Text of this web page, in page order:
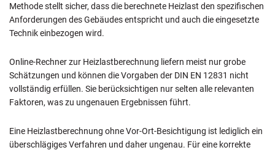
Methode stellt sicher, dass die berechnete Heizlast den spezifischen
Anforderungen des Gebäudes entspricht und auch die eingesetzte
Technik einbezogen wird.
Online-Rechner zur Heizlastberechnung liefern meist nur grobe
Schätzungen und können die Vorgaben der DIN EN 12831 nicht
vollständig erfüllen. Sie berücksichtigen nur selten alle relevanten
Faktoren, was zu ungenauen Ergebnissen führt.
Eine Heizlastberechnung ohne Vor-Ort-Besichtigung ist lediglich ein
überschlägiges Verfahren und daher ungenau. Für eine korrekte